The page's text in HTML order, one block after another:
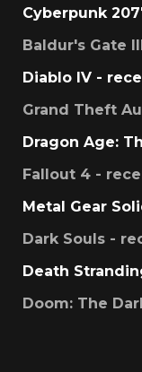
Cyberpunk
Baldur's Gate
Diablo IV -
Grand Theft
Dragon Age:
Fallout 4 -
Metal Gear
Dark Souls -
Death
Doom: The